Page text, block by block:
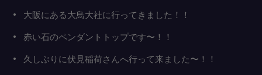
大阪にある大鳥大社に行ってきました！！
赤い石のペンダントトップです〜！！
久しぶりに伏見稲荷さんへ行って来ました〜！！